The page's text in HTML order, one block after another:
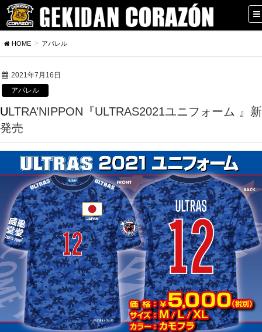
HOME アパレル
2021年7月16日
アパレル
ULTRA’NIPPON『ULTRAS2021ユニフォーム 』新
発売